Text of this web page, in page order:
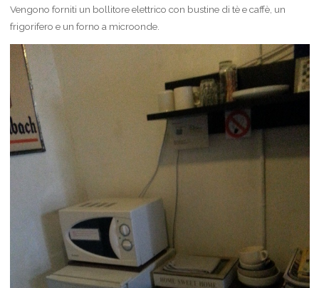
Vengono forniti un bollitore elettrico con bustine di tè e caffè, un
frigorifero e un forno a microonde.